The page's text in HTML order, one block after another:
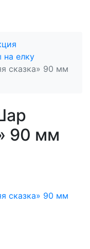
елку
сказка» 90 мм
90 мм